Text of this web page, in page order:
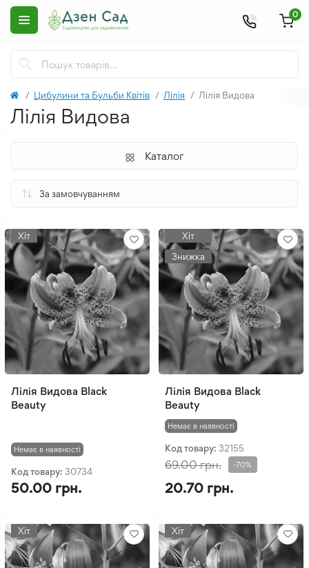
0
Цибулини та Бульби Квітів Лілія Лілія Видова
Лілія Видова
Каталог
Хіт
Лілія Видова Black
Beauty
Немає в наявності
Код товару: 30734
50.00 грн.
Хіт
Знижка
Лілія Видова Black
Beauty
Немає в наявності
Код товару: 32155
69.00 грн. -70%
20.70 грн.
Хіт Хіт